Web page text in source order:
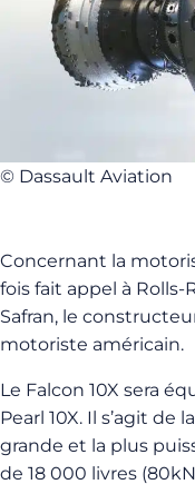
© Dassault Aviation
Concernant la
fois fait appel à Rolls-
Safran, le
motoriste américain.
Le Falcon 10X sera
Pearl 10X. Il s’agit de
grande et la plus
de 18 000 livres